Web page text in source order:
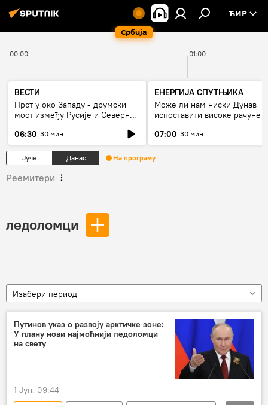
Србија
ЋИР
00:00 01:00
ВЕСТИ
Прст у око Западу - друмски
мост између Русије и Северне
06:30 30 мин
ЕНЕРГИЈА СПУТЊИКА
Може ли нам ниски Дунав
испоставити високе рачуне
07:00 30 мин
Јуче Данас На програму
Реемитери
ледоломци
Изабери период
Путинов указ о развоју арктичке зоне:
У плану нови најмоћнији ледоломци
на свету
1 Јун, 09:44